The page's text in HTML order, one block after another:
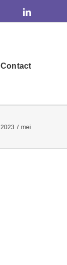
linkedin
Contact
2023 / mei